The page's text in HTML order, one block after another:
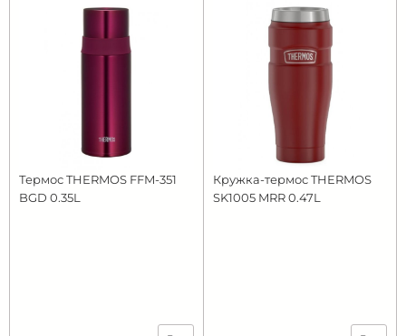
Термос THERMOS FFM-351
BGD 0.35L
Кружка-термос THERMOS
SK1005 MRR 0.47L